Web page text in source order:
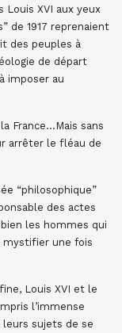
Louis XVI aux yeux
de 1917 reprenaient
des peuples à
de départ
imposer au
France…Mais sans
arrêter le fléau de
“philosophique”
des actes
les hommes qui
mystifier une fois
Louis XVI et le
l’immense
leurs sujets de se